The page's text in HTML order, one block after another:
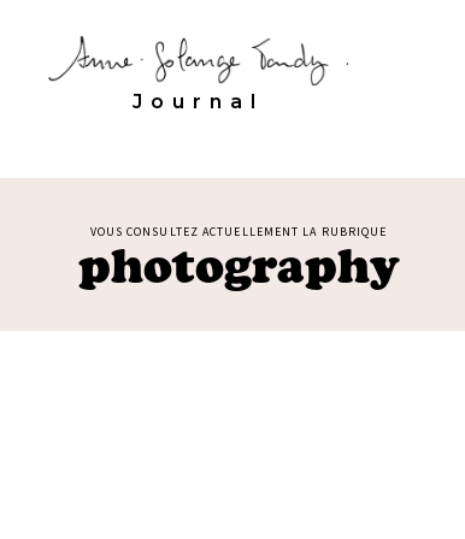
Journal
VOUS CONSULTEZ ACTUELLEMENT LA RUBRIQUE
photography